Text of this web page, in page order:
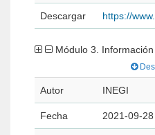
Descargar https://
Módulo 3.
Autor INEGI
Fecha 2021-09-28